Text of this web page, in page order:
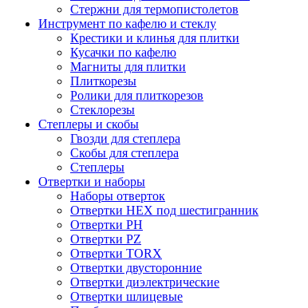
Стержни для термопистолетов
Инструмент по кафелю и стеклу
Крестики и клинья для плитки
Кусачки по кафелю
Магниты для плитки
Плиткорезы
Ролики для плиткорезов
Стеклорезы
Степлеры и скобы
Гвозди для степлера
Скобы для степлера
Степлеры
Отвертки и наборы
Наборы отверток
Отвертки HEX под шестигранник
Отвертки PH
Отвертки PZ
Отвертки TORX
Отвертки двусторонние
Отвертки диэлектрические
Отвертки шлицевые